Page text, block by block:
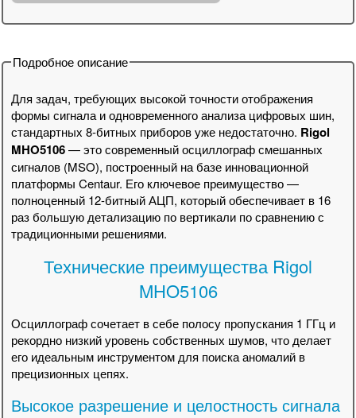
Подробное описание
Для задач, требующих высокой точности отображения
формы сигнала и одновременного анализа цифровых шин,
стандартных 8-битных приборов уже недостаточно. Rigol
MHO5106— это современный осциллограф смешанных
сигналов (MSO), построенный на базе инновационной
платформы Centaur. Его ключевое преимущество —
полноценный 12-битный АЦП, который обеспечивает в 16
раз большую детализацию по вертикали по сравнению с
традиционными решениями.
Технические преимущества Rigol
MHO5106
Осциллограф сочетает в себе полосу пропускания 1 ГГц и
рекордно низкий уровень собственных шумов, что делает
его идеальным инструментом для поиска аномалий в
прецизионных цепях.
Высокое разрешение и целостность сигнала